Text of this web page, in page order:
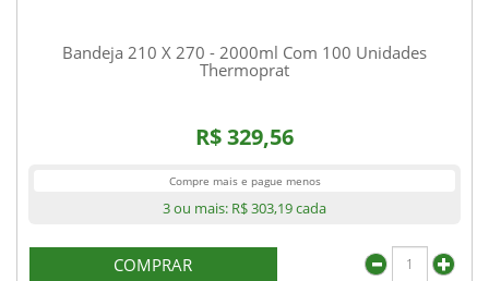
Bandeja 210 X 270 - 2000ml Com 100 Unidades
Thermoprat
R$ 329,56
Compre mais e pague menos
3 ou mais: R$ 303,19cada
COMPRAR